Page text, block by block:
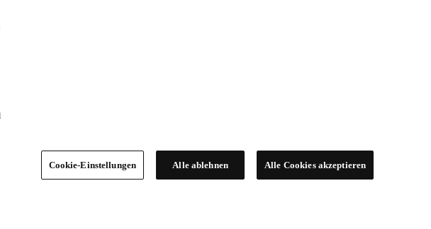
Cookie-Einstellungen Alle ablehnen Alle Cookies akzeptieren